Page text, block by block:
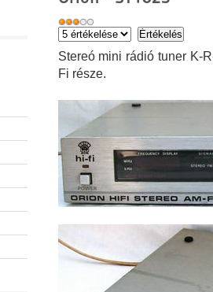
Stereó mini rádió tuner K-
Fi része.